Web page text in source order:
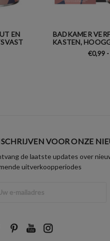
EN
BADKAMER
KASTEN,
€0,99
VOOR ONZE
de laatste updates over
uitverkoopperiodes